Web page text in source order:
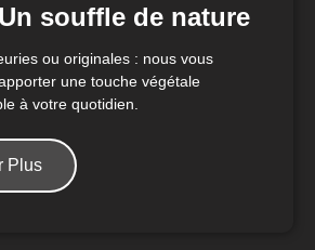
souffle de nature
ou originales : nous vous
une touche végétale
à votre quotidien.
Plus